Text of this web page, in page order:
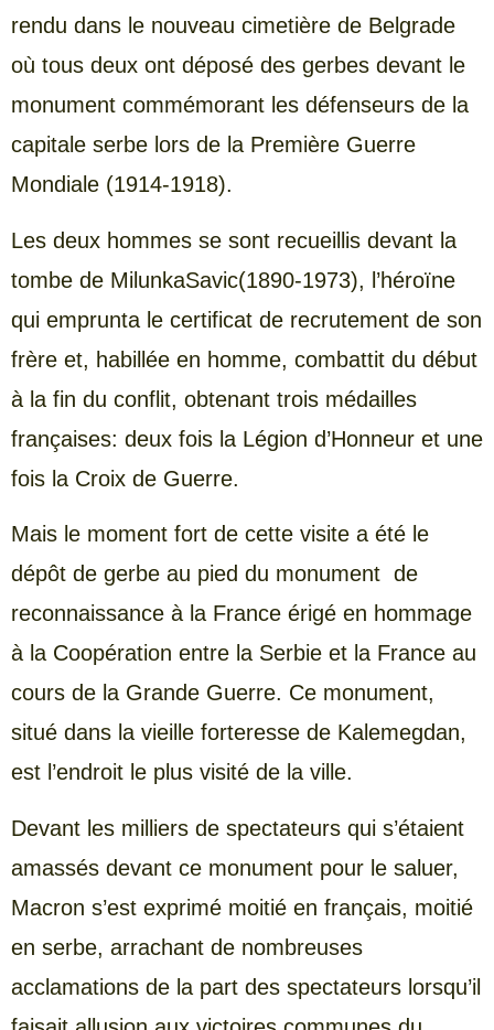
rendu dans le nouveau cimetière de Belgrade
où tous deux ont déposé des gerbes devant le
monument commémorant les défenseurs de la
capitale serbe lors de la Première Guerre
Mondiale (1914-1918).
Les deux hommes se sont recueillis devant la
tombe de MilunkaSavic(1890-1973), l’héroïne
qui emprunta le certificat de recrutement de son
frère et, habillée en homme, combattit du début
à la fin du conflit, obtenant trois médailles
françaises: deux fois la Légion d’Honneur et une
fois la Croix de Guerre.
Mais le moment fort de cette visite a été le
dépôt de gerbe au pied du monument de
reconnaissance à la France érigé en hommage
à la Coopération entre la Serbie et la France au
cours de la Grande Guerre. Ce monument,
situé dans la vieille forteresse de Kalemegdan,
est l’endroit le plus visité de la ville.
Devant les milliers de spectateurs qui s’étaient
amassés devant ce monument pour le saluer,
Macron s’est exprimé moitié en français, moitié
en serbe, arrachant de nombreuses
acclamations de la part des spectateurs lorsqu’il